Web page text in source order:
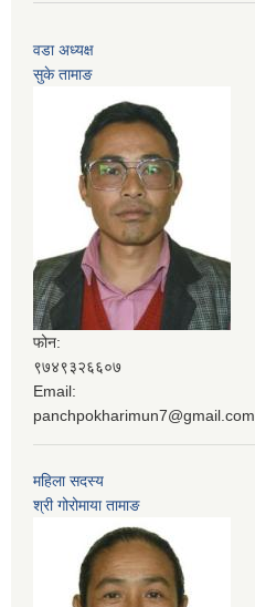
वडा अध्यक्ष
सुके तामाङ
फोन:
९७४९३२६६०७
Email:
panchpokharimun7@gmail.com
महिला सदस्य
श्री गोरोमाया तामाङ